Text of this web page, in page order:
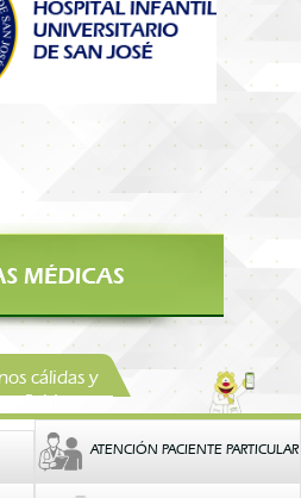
cálidas y
ATENCIÓN PACIENTE PARTICULAR